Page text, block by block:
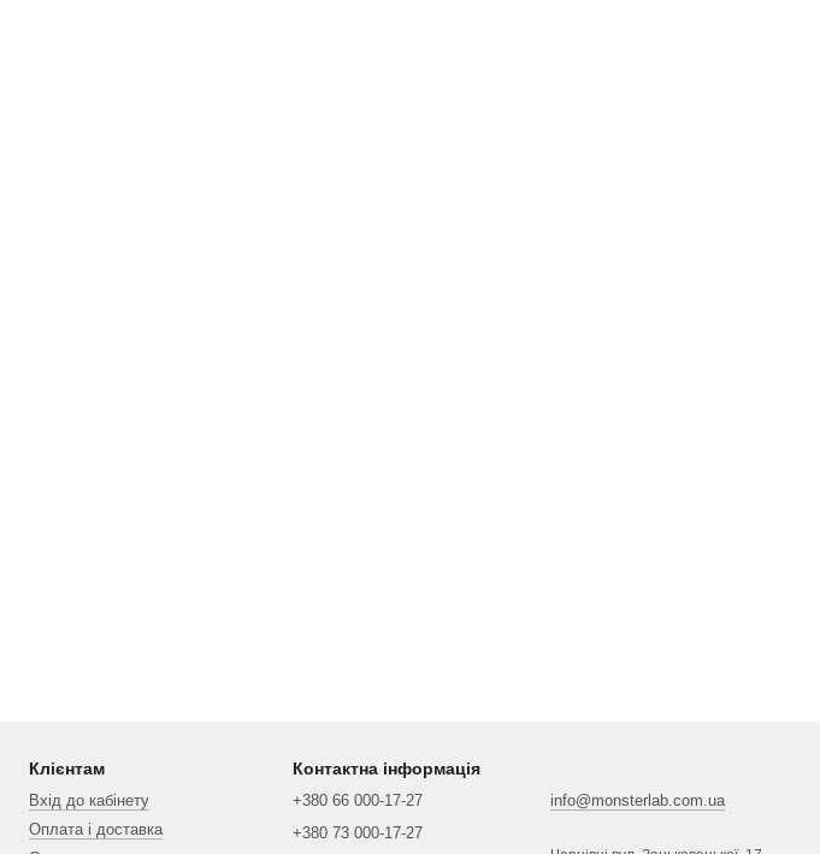
Клієнтам
Вхід до кабінету
Оплата і доставка
Контактна інформація
+380 66 000-17-27
+380 73 000-17-27
info@monsterlab.com.ua